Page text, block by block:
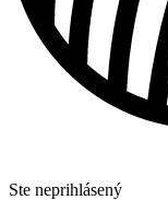
Ste neprihlásený